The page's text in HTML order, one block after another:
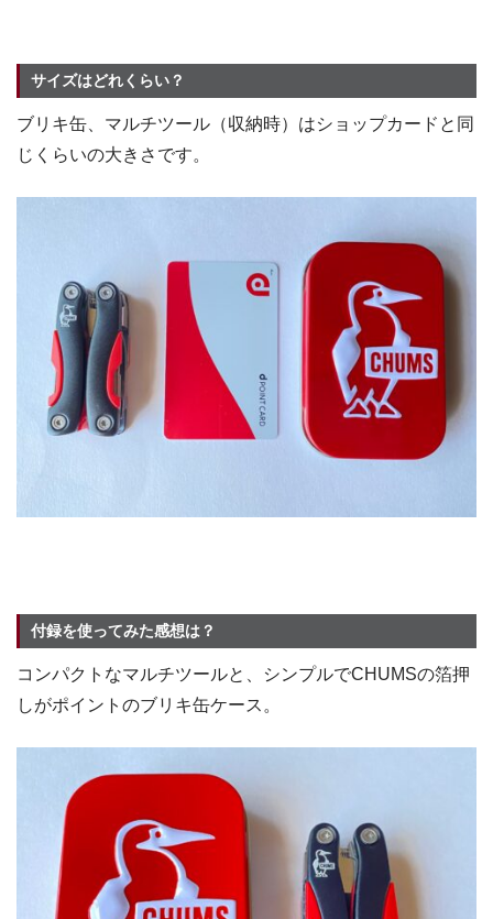
サイズはどれくらい？
ブリキ缶、マルチツール（収納時）はショップカードと同
じくらいの大きさです。
付録を使ってみた感想は？
コンパクトなマルチツールと、シンプルでCHUMSの箔押
しがポイントのブリキ缶ケース。